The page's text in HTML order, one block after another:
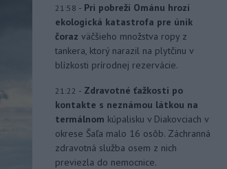
21:58 - Pri pobreží Ománu hrozí
ekologická katastrofa pre únik
čoraz väčšieho množstva ropy z
tankera, ktorý narazil na plytčinu v
blízkosti prírodnej rezervácie.
21:22 - Zdravotné ťažkosti po
kontakte s neznámou látkou na
termálnom kúpalisku v Diakovciach v
okrese Šaľa malo 16 osôb. Záchranná
zdravotná služba osem z nich
previezla do nemocnice.